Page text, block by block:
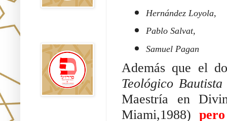
Hernández Loyola,
Pablo Salvat,
Samuel Pagan
Además que el
Teológico
Maestría en
Miami,1988)